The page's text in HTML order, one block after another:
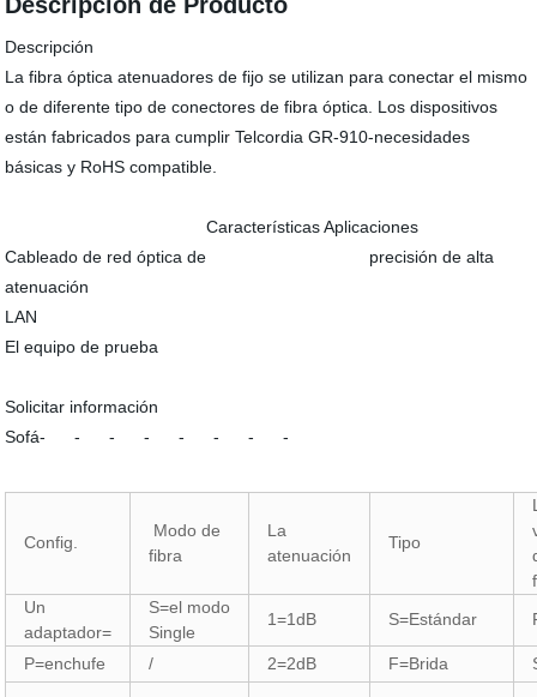
Descripción
La fibra óptica atenuadores de fijo se utilizan para conectar el mismo
o de diferente tipo de conectores de fibra óptica. Los dispositivos
están fabricados para cumplir Telcordia GR-910-necesidades
básicas y RoHS compatible.
Características Aplicaciones
Cableado de red óptica de precisión de alta
atenuación
LAN
El equipo de prueba
Solicitar información
Sofá- - - - - - - -
Config.
Modo de
fibra
La
atenuación
Tipo
Un
adaptador=
S=el modo
Single
1=1dB S=Estándar
P=enchufe / 2=2dB F=Brida